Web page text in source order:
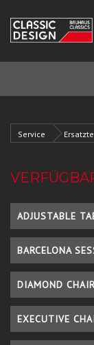
Service
ADJUSTABLE
BARCELONA
DIAMOND
EXECUTIVE